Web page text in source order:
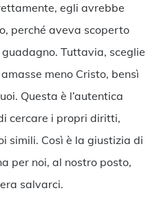
egli avrebbe
perché aveva scoperto
Tuttavia, sceglie
meno Cristo, bensì
Questa è l’autentica
cercare i propri diritti,
simili. Così è la giustizia di
per noi, al nostro posto,
salvarci.